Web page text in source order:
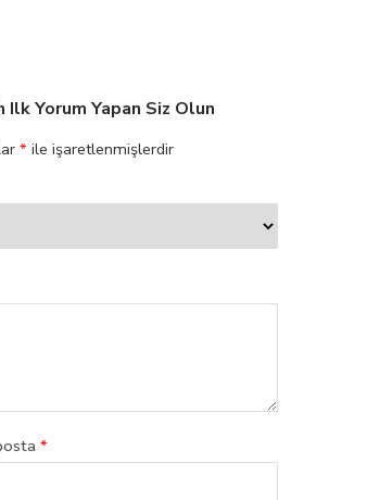
Ilk Yorum Yapan Siz Olun
* ile işaretlenmişlerdir
*